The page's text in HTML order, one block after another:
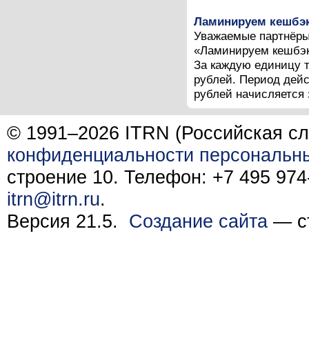
Ламинируем
Уважаемые
«Ламинируем
За каждую единицу
рублей. Период
рублей
© 1991–2026 ITRN (Российская
конфиденциальности
строение 10. Телефон: +7 495
itrn@itrn.ru.
Версия 21.5. Создание сайта —